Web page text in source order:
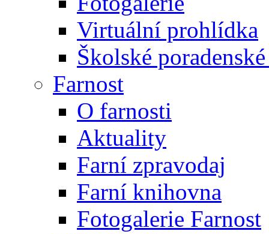
Virtuální prohlídka
Školské
Farnost
O farnosti
Aktuality
Farní zpravodaj
Farní knihovna
Fotogalerie Farnost